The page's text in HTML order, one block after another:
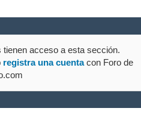
acceso a esta sección.
registra una cuentacon Foro de